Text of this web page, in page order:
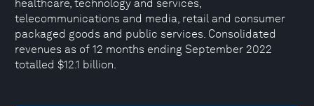
healthcare, technology and services,
telecommunications and media, retail and consumer
packaged goods and public services. Consolidated
revenues as of 12 months ending September 2022
totalled $12.1 billion.